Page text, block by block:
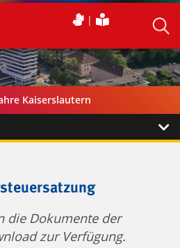
Kaiserslautern
die Dokumente der
zur Verfügung.